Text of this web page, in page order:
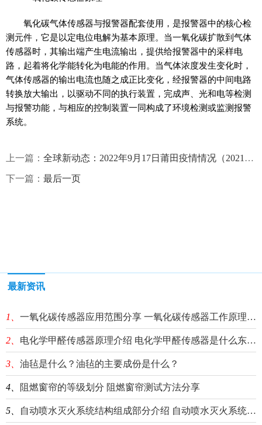
氧化碳气体传感器与报警器配套使用，是报警器中的核心检
测元件，它是以定电位电解为基本原理。当一氧化碳扩散到气体
传感器时，其输出端产生电流输出，提供给报警器中的采样电
路，起着将化学能转化为电能的作用。当气体浓度发生变化时，
气体传感器的输出电流也随之成正比变化，经报警器的中间电路
转换放大输出，以驱动不同的执行装置，完成声、光和电等检测
与报警功能，与相应的控制装置一同构成了环境检测或监测报警
系统。
上一篇： 全球新动态：2022年9月17日莆田疫情情况（2021年9月10日莆田疫情）
下一篇： 最后一页
最新资讯
1、 一氧化碳传感器应用范围分享 一氧化碳传感器工作原理介绍
2、 电化学甲醛传感器原理介绍 电化学甲醛传感器是什么东西？
3、 油毡是什么？油毡的主要成份是什么？
4、 阻燃窗帘的等级划分 阻燃窗帘测试方法分享
5、 自动喷水灭火系统结构组成部分介绍 自动喷水灭火系统分类分享